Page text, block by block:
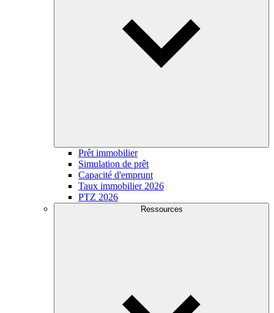
Prêt immobilier
Simulation de prêt
Capacité d'emprunt
Taux immobilier 2026
PTZ 2026
Ressources